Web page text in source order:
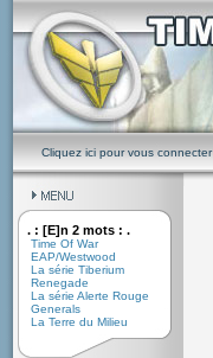
Cliquez ici pour vous connecter
. : [E]n 2 mots : .
Time Of War
EAP/Westwood
La série Tiberium
Renegade
La série Alerte Rouge
Generals
La Terre du Milieu